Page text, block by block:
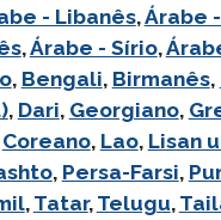
- Libanês,Árabe
,Árabe - Sírio,
, Bengali, Birmanês,
, Dari, Georgiano,
Coreano, Lao, Lisan
, Persa-Farsi,
, Tatar, Telugu,